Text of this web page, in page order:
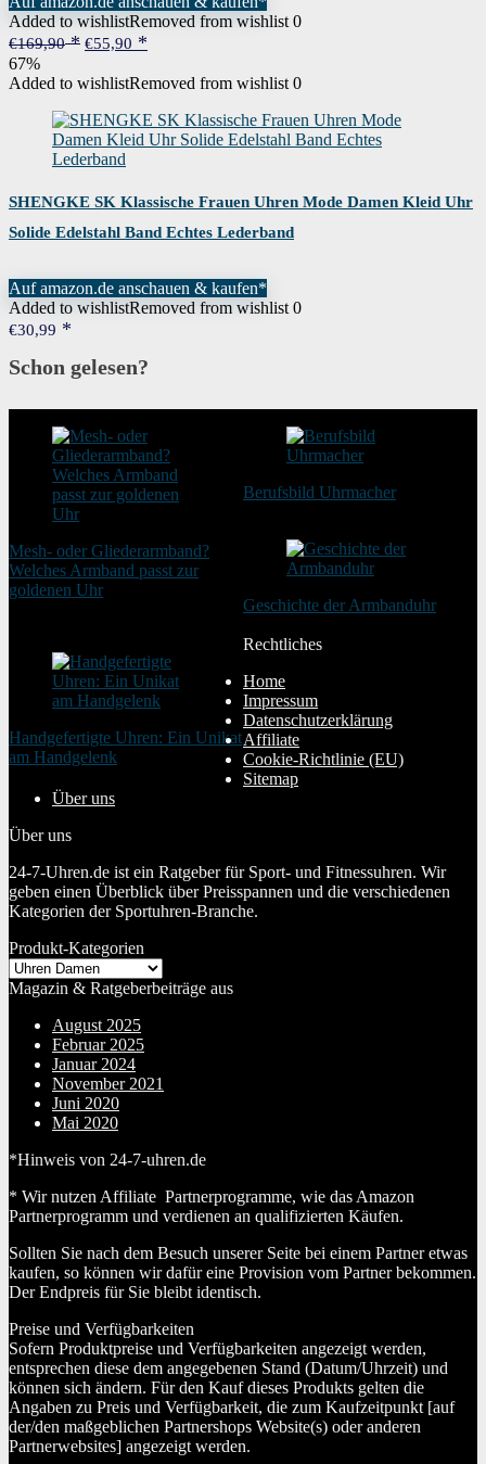
Added to wishlistRemoved from wishlist 0
€169,90
Ursprünglicher
war:
€169,90
€55,90
€55,90.
67%
Added to wishlistRemoved from wishlist 0
SHENGKE SK Klassische Frauen Uhren Mode Damen Kleid Uhr
Solide Edelstahl Band Echtes Lederband
Auf amazon.de anschauen & kaufen*
Added to wishlistRemoved from wishlist 0
€30,99
Schon gelesen?
Mesh- oder Gliederarmband?
Welches Armband passt zur
goldenen Uhr
Berufsbild Uhrmacher
Geschichte der Armbanduhr
Handgefertigte Uhren: Ein Unikat
am Handgelenk
Rechtliches
Home
Impressum
Datenschutzerklärung
Affiliate
Cookie-Richtlinie (EU)
Sitemap
Über uns
Über uns
24-7-Uhren.de ist ein Ratgeber für Sport- und Fitnessuhren. Wir
geben einen Überblick über Preisspannen und die verschiedenen
Kategorien der Sportuhren-Branche.
Produkt-Kategorien
Magazin & Ratgeberbeiträge aus
August 2025
Februar 2025
Januar 2024
November 2021
Juni 2020
Mai 2020
*Hinweis von 24-7-uhren.de
* Wir nutzen Affiliate Partnerprogramme, wie das Amazon
Partnerprogramm und verdienen an qualifizierten Käufen.
Sollten Sie nach dem Besuch unserer Seite bei einem Partner etwas
kaufen, so können wir dafür eine Provision vom Partner bekommen.
Der Endpreis für Sie bleibt identisch.
Preise und Verfügbarkeiten
Sofern Produktpreise und Verfügbarkeiten angezeigt werden,
entsprechen diese dem angegebenen Stand (Datum/Uhrzeit) und
können sich ändern. Für den Kauf dieses Produkts gelten die
Angaben zu Preis und Verfügbarkeit, die zum Kaufzeitpunkt [auf
der/den maßgeblichen Partnershops Website(s) oder anderen
Partnerwebsites] angezeigt werden.